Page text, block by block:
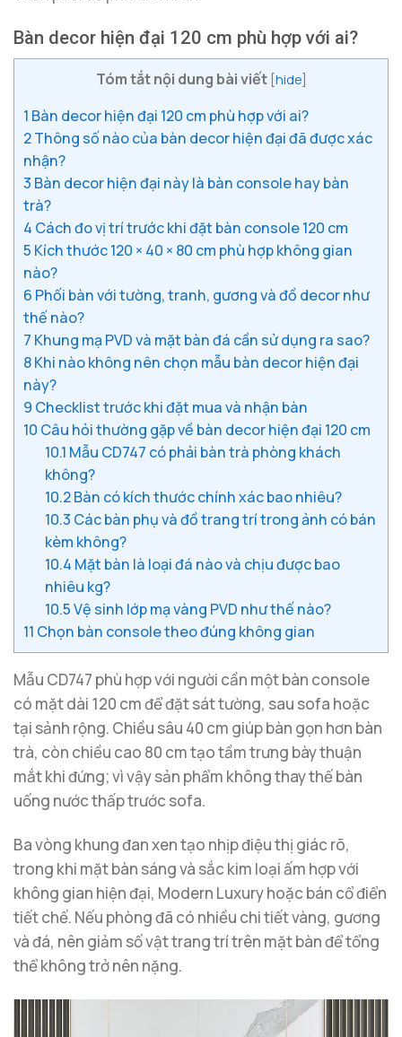
Bàn decor hiện đại 120 cm phù hợp với ai?
Tóm tắt nội dung bài viết [hide]
1 Bàn decor hiện đại 120 cm phù hợp với ai?
2Thông số nào của bàn decor hiện đại đã được xác
nhận?
3 Bàn decor hiện đại này là bàn console hay bàn
trà?
4 Cách đo vị trí trước khi đặt bàn console 120 cm
5 Kích thước 120 × 40 × 80 cm phù hợp không gian
nào?
6 Phối bàn với tường, tranh, gương và đồ decor như
thế nào?
7 Khung mạ PVD và mặt bàn đá cần sử dụng ra sao?
8Khi nào không nên chọn mẫu bàn decor hiện đại
này?
9 Checklist trước khi đặt mua và nhận bàn
10 Câu hỏi thường gặp về bàn decor hiện đại 120 cm
10.1 Mẫu CD747 có phải bàn trà phòng khách
không?
10.2Bàn có kích thước chính xác bao nhiêu?
10.3 Các bàn phụ và đồ trang trí trong ảnh có bán
kèm không?
10.4 Mặt bàn là loại đá nào và chịu được bao
nhiêu kg?
10.5Vệ sinh lớp mạ vàng PVD như thế nào?
11 Chọn bàn console theo đúng không gian
Mẫu CD747 phù hợp với người cần một bàn console
có mặt dài 120 cm để đặt sát tường, sau sofa hoặc
tại sảnh rộng. Chiều sâu 40 cm giúp bàn gọn hơn bàn
trà, còn chiều cao 80 cm tạo tầm trưng bày thuận
mắt khi đứng; vì vậy sản phẩm không thay thế bàn
uống nước thấp trước sofa.
Ba vòng khung đan xen tạo nhịp điệu thị giác rõ,
trong khi mặt bàn sáng và sắc kim loại ấm hợp với
không gian hiện đại, Modern Luxury hoặc bán cổ điển
tiết chế. Nếu phòng đã có nhiều chi tiết vàng, gương
và đá, nên giảm số vật trang trí trên mặt bàn để tổng
thể không trở nên nặng.